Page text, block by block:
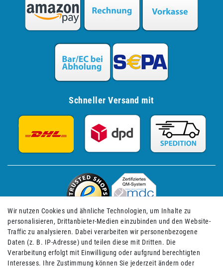
Schneller Versand mit
Impressum Daten­schutz­erklärung AGB
Wir nutzen Cookies und ähnliche Technologien, um Inhalte zu
personalisieren, Drittanbieter-Medien einzubinden und den Website-
Traffic zu analysieren. Dabei verarbeiten wir personenbezogene
Daten (z. B. IP-Adresse) und teilen diese mit Dritten. Die
Verarbeitung erfolgt mit Einwilligung oder aufgrund berechtigten
Interesses. Ihre Zustimmung können Sie jederzeit ändern oder